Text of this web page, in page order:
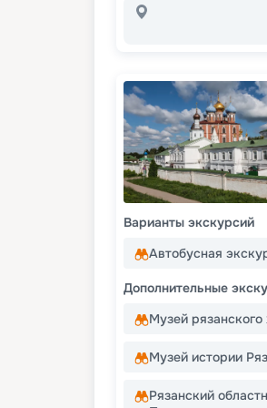
Варианты экскурсий
Автобусная
Дополнительные
Музей рязанского
Музей истории
Рязанский